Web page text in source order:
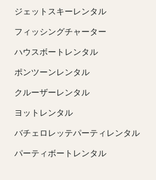
ジェットスキーレンタル
フィッシングチャーター
ハウスボートレンタル
ポンツーンレンタル
クルーザーレンタル
ヨットレンタル
バチェロレッテパーティレンタル
パーティボートレンタル